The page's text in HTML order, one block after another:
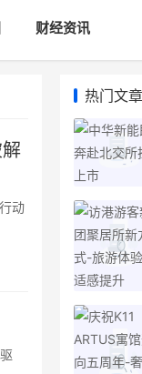
财经资讯
动
热门文章